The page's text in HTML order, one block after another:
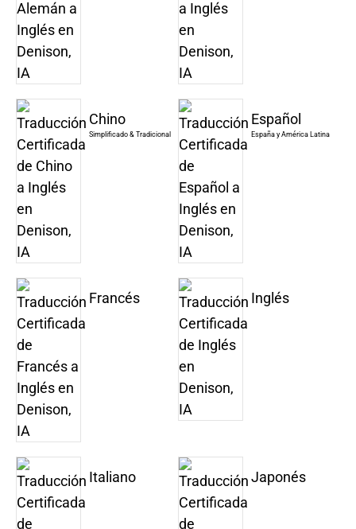
Chino
Simplificado & Tradicional
Español
España y América Latina
Francés Inglés
Italiano Japonés